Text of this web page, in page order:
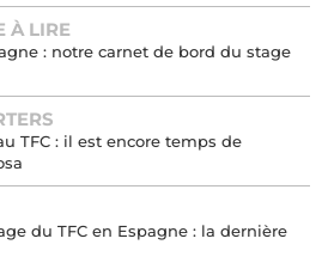
À LIRE
: notre carnet de bord du stage
TFC : il est encore temps de
du TFC en Espagne : la dernière